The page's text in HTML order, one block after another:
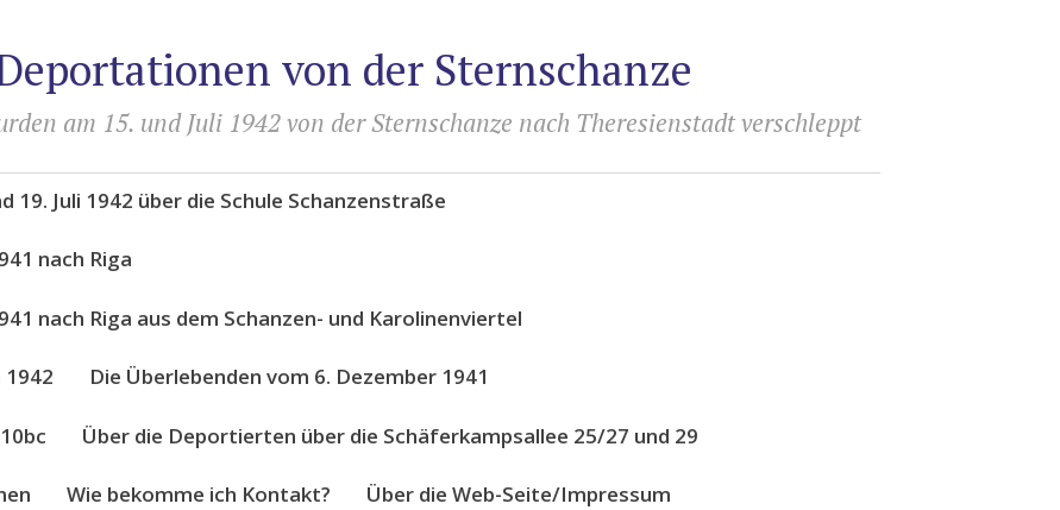
von der Sternschanze
am 15. und Juli 1942 von der Sternschanze nach Theresienstadt verschleppt
19. Juli 1942 über die Schule Schanzenstraße
nach Riga
nach Riga aus dem Schanzen- und Karolinenviertel
1942 Die Überlebenden vom 6. Dezember 1941
Über die Deportierten über die Schäferkampsallee 25/27 und 29
Wie bekomme ich Kontakt? Über die Web-Seite/Impressum